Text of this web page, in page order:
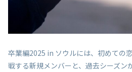
卒業編2025 in ソウルには、初めての
戦する新規メンバーと、過去シーズン